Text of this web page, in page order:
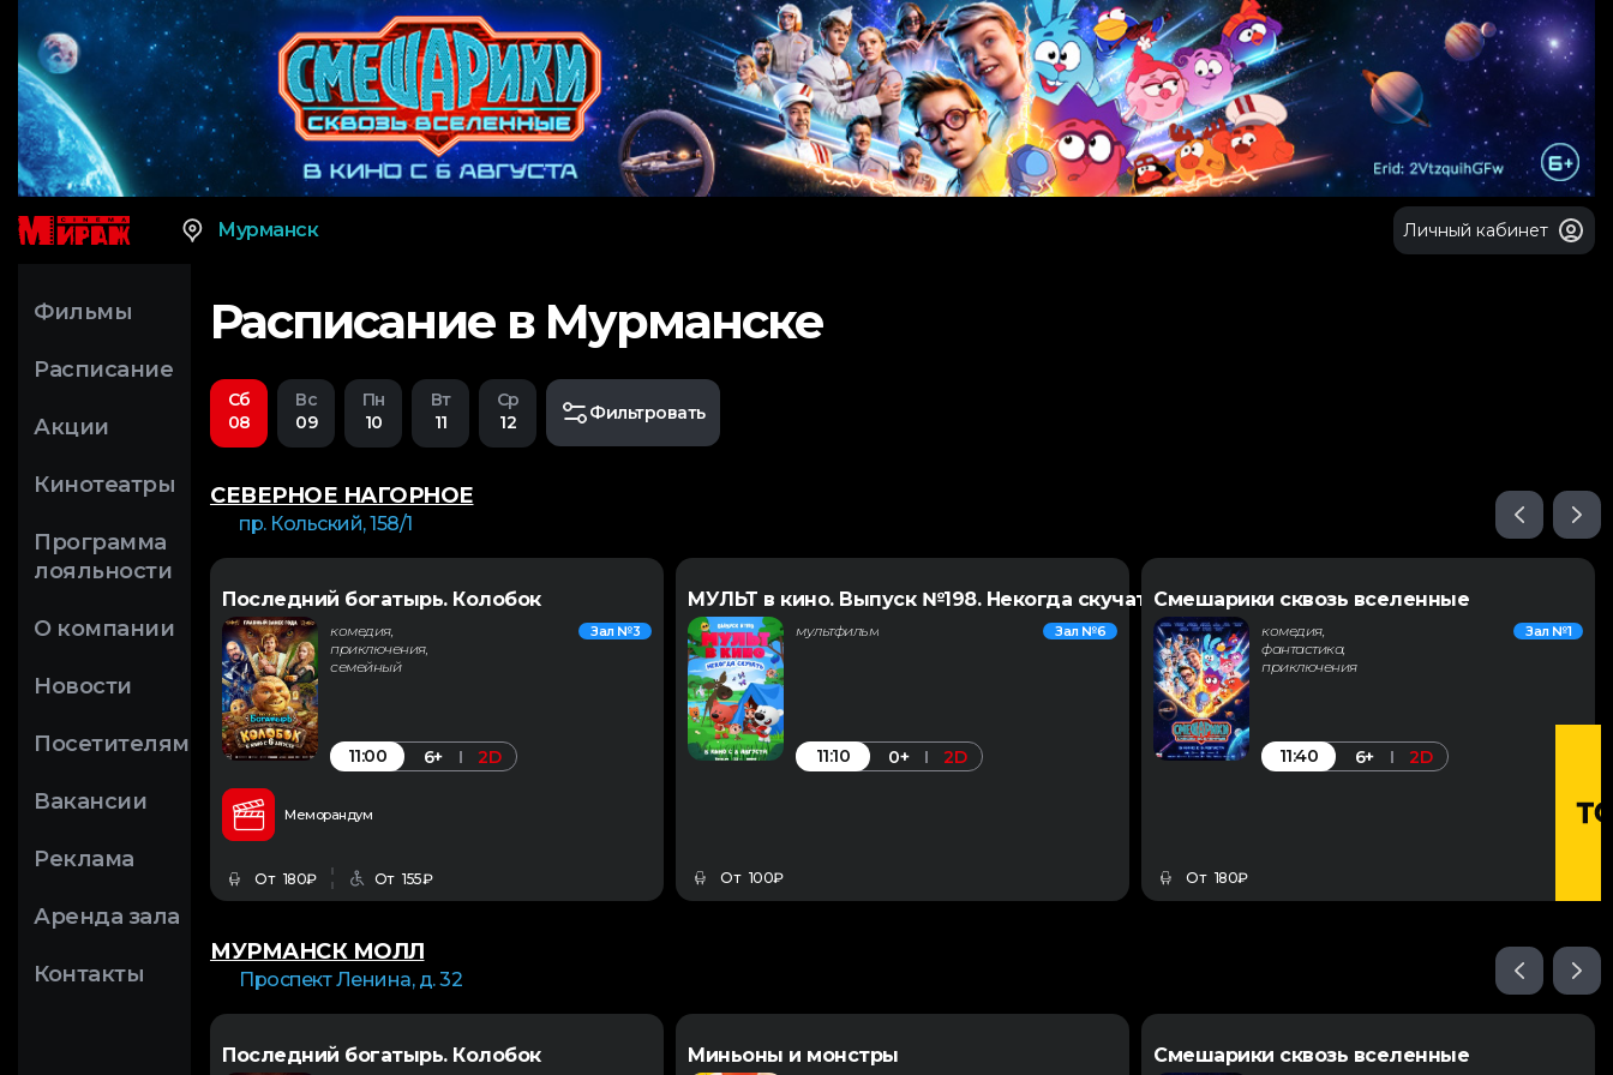
Мурманск Личный кабинет
Фильмы
Расписание
Акции
Кинотеатры
Программа
лояльности
О компании
Новости
Посетителям
Вакансии
Реклама
Аренда зала
Контакты
Расписание в Мурманске
Сб
08
Вс
09
Пн
10
Вт
11
Ср
12
Фильтровать
СЕВЕРНОЕ НАГОРНОЕ
пр. Кольский, 158/1
Последний богатырь. Колобок
комедия,
приключения,
семейный
Зал №3
11:00 6+ 2D
Меморандум
От 180₽ От 155₽
МУЛЬТ в кино. Выпуск №198. Некогда скучать
мультфильм Зал №6
11:10 0+ 2D
От 100₽
Смешарики сквозь вселенные
комедия,
фантастика,
приключения
Зал №1
11:40 6+ 2D
От 180₽
МУРМАНСК МОЛЛ
Проспект Ленина, д. 32
Последний богатырь. Колобок Миньоны и монстры Смешарики сквозь вселенные